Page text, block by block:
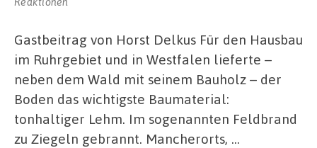
Gastbeitrag von Horst Delkus Für den Hausbau
im Ruhrgebiet und in Westfalen lieferte –
neben dem Wald mit seinem Bauholz – der
Boden das wichtigste Baumaterial:
tonhaltiger Lehm. Im sogenannten Feldbrand
zu Ziegeln gebrannt. Mancherorts, …